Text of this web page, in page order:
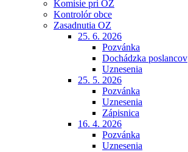
Komisie pri OZ
Kontrolór obce
Zasadnutia OZ
25. 6. 2026
Pozvánka
Dochádzka poslancov
Uznesenia
25. 5. 2026
Pozvánka
Uznesenia
Zápisnica
16. 4. 2026
Pozvánka
Uznesenia